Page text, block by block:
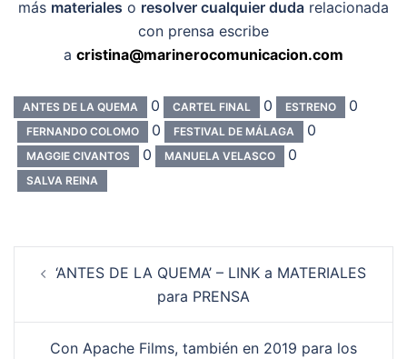
más materiales o resolver cualquier duda relacionada
con prensa escribe
a cristina@marinerocomunicacion.com
ANTES DE LA QUEMA 0 CARTEL FINAL 0 ESTRENO 0
FERNANDO COLOMO 0 FESTIVAL DE MÁLAGA 0
MAGGIE CIVANTOS 0 MANUELA VELASCO 0
SALVA REINA
‘ANTES DE LA QUEMA’ – LINK a MATERIALES
para PRENSA
Con Apache Films, también en 2019 para los